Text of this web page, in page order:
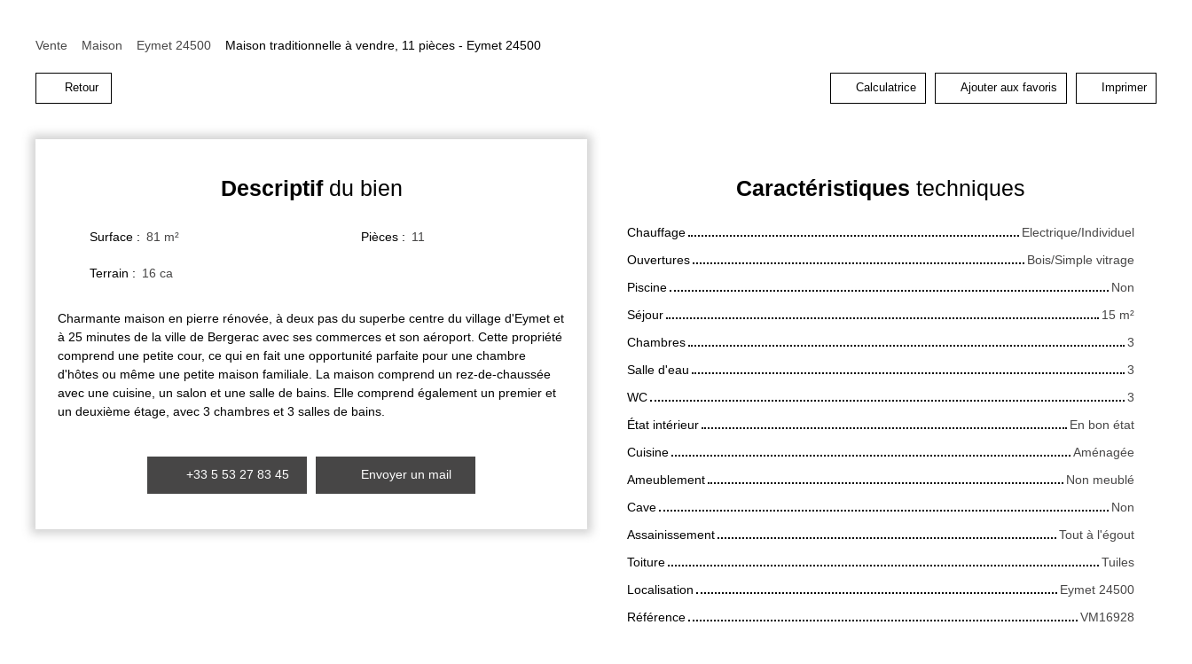
Vente Maison Eymet 24500 Maison traditionnelle à vendre, 11 pièces - Eymet 24500
Retour Calculatrice Ajouter aux favoris Imprimer
Descriptifdu bien
Surface : 81 m² Pièces : 11
Terrain : 16 ca
Charmante maison en pierre rénovée, à deux pas du superbe centre du village d'Eymet et
à 25 minutes de la ville de Bergerac avec ses commerces et son aéroport. Cette propriété
comprend une petite cour, ce qui en fait une opportunité parfaite pour une chambre
d'hôtes ou même une petite maison familiale. La maison comprend un rez-de-chaussée
avec une cuisine, un salon et une salle de bains. Elle comprend également un premier et
un deuxième étage, avec 3 chambres et 3 salles de bains.
+33 5 53 27 83 45 Envoyer un mail
Caractéristiques techniques
Chauffage
Electrique/Individuel
Ouvertures
Bois/Simple vitrage
Piscine
Non
Séjour
15 m²
Chambres
3
Salle d'eau
3
WC
3
État intérieur
En bon état
Cuisine
Aménagée
Ameublement
Non meublé
Cave
Non
Assainissement
Tout à l'égout
Toiture
Tuiles
Localisation
Eymet 24500
Référence
VM16928